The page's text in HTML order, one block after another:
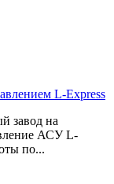
L-Express
завод на
АСУ L-
по...